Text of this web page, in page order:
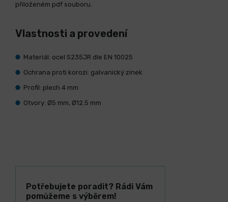
přiloženém pdf souboru.
Vlastnosti a provedení
Materiál: ocel S235JR dle EN 10025
Ochrana proti korozi: galvanický zinek
Profil: plech 4 mm
Otvory: Ø5 mm, Ø12.5 mm
Potřebujete poradit? Rádi Vám
pomůžeme s výběrem!